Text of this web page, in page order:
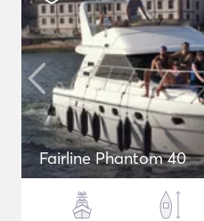
Fairline Phantom 40